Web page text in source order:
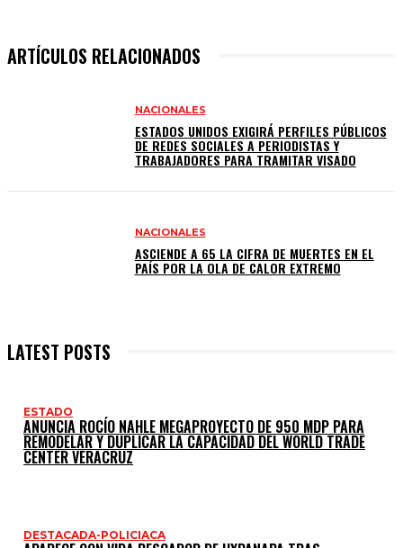
ARTÍCULOS RELACIONADOS
NACIONALES
ESTADOS UNIDOS EXIGIRÁ PERFILES PÚBLICOS
DE REDES SOCIALES A PERIODISTAS Y
TRABAJADORES PARA TRAMITAR VISADO
NACIONALES
ASCIENDE A 65 LA CIFRA DE MUERTES EN EL
PAÍS POR LA OLA DE CALOR EXTREMO
LATEST POSTS
ESTADO
ANUNCIA ROCÍO NAHLE MEGAPROYECTO DE 950 MDP PARA
REMODELAR Y DUPLICAR LA CAPACIDAD DEL WORLD TRADE
CENTER VERACRUZ
DESTACADA-POLICIACA